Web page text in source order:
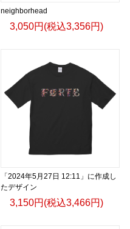
neighborhead
3,050円(税込3,356円)
「2024年5月27日 12:11」に作成し
たデザイン
3,150円(税込3,466円)